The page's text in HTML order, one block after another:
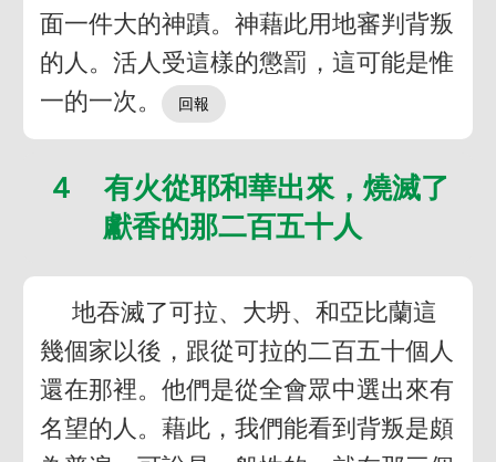
面一件大的神蹟。神藉此用地審判背叛
的人。活人受這樣的懲罰，這可能是惟
一的一次。
４ 有火從耶和華出來，燒滅了
獻香的那二百五十人
地吞滅了可拉、大坍、和亞比蘭這
幾個家以後，跟從可拉的二百五十個人
還在那裡。他們是從全會眾中選出來有
名望的人。藉此，我們能看到背叛是頗